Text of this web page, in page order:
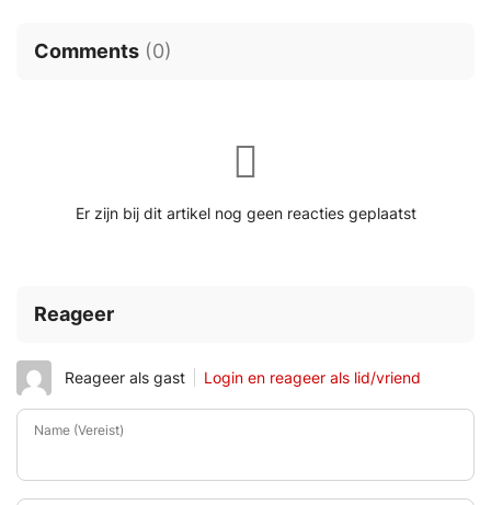
Comments (0)
Er zijn bij dit artikel nog geen reacties geplaatst
Reageer
Reageer als gast Login en reageer als lid/vriend
Name (Vereist)